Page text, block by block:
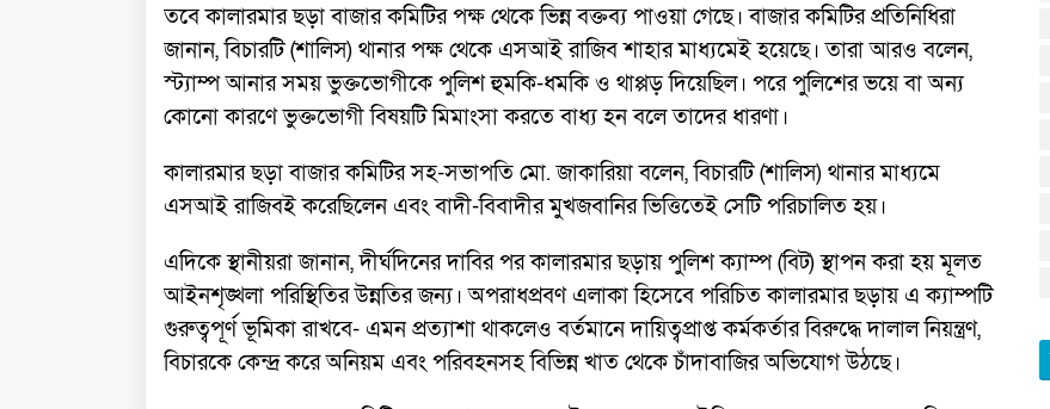
তবে কালারমার ছড়া বাজার কমিটির পক্ষ থেকে ভিন্ন বক্তব্য পাওয়া গেছে। বাজার কমিটির প্রতিনিধিরা
জানান, বিচারটি (শালিস) থানার পক্ষ থেকে এসআই রাজিব শাহার মাধ্যমেই হয়েছে। তারা আরও বলেন,
স্ট্যাম্প আনার সময় ভুক্তভোগীকে পুলিশ হুমকি-ধমকি ও থাপ্পড় দিয়েছিল। পরে পুলিশের ভয়ে বা অন্য
কোনো কারণে ভুক্তভোগী বিষয়টি মিমাংসা করতে বাধ্য হন বলে তাদের ধারণা।
কালারমার ছড়া বাজার কমিটির সহ-সভাপতি মো. জাকারিয়া বলেন, বিচারটি (শালিস) থানার মাধ্যমে
এসআই রাজিবই করেছিলেন এবং বাদী-বিবাদীর মুখজবানির ভিত্তিতেই সেটি পরিচালিত হয়।
এদিকে স্থানীয়রা জানান, দীর্ঘদিনের দাবির পর কালারমার ছড়ায় পুলিশ ক্যাম্প (বিট) স্থাপন করা হয় মূলত
আইনশৃঙ্খলা পরিস্থিতির উন্নতির জন্য। অপরাধপ্রবণ এলাকা হিসেবে পরিচিত কালারমার ছড়ায় এ ক্যাম্পটি
গুরুত্বপূর্ণ ভূমিকা রাখবে- এমন প্রত্যাশা থাকলেও বর্তমানে দায়িত্বপ্রাপ্ত কর্মকর্তার বিরুদ্ধে দালাল নিয়ন্ত্রণ,
বিচারকে কেন্দ্র করে অনিয়ম এবং পরিবহনসহ বিভিন্ন খাত থেকে চাঁদাবাজির অভিযোগ উঠছে।